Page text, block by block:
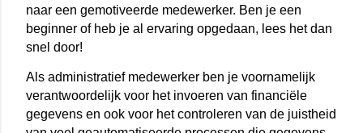
naar een gemotiveerde medewerker. Ben je een
beginner of heb je al ervaring opgedaan, lees het dan
snel door!
Als administratief medewerker ben je voornamelijk
verantwoordelijk voor het invoeren van financiële
gegevens en ook voor het controleren van de juistheid